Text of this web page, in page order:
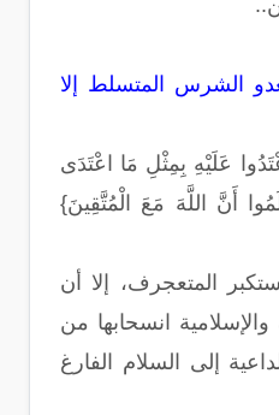
الشرس المتسلط إلا
عَلَيْهِ بِمِثْلِ مَا اعْتَدَى
أَنَّ اللَّهَ مَعَ الْمُتَّقِينَ}
المتعجرف، إلا أن
انسحابها من
إلى السلام الفارغ